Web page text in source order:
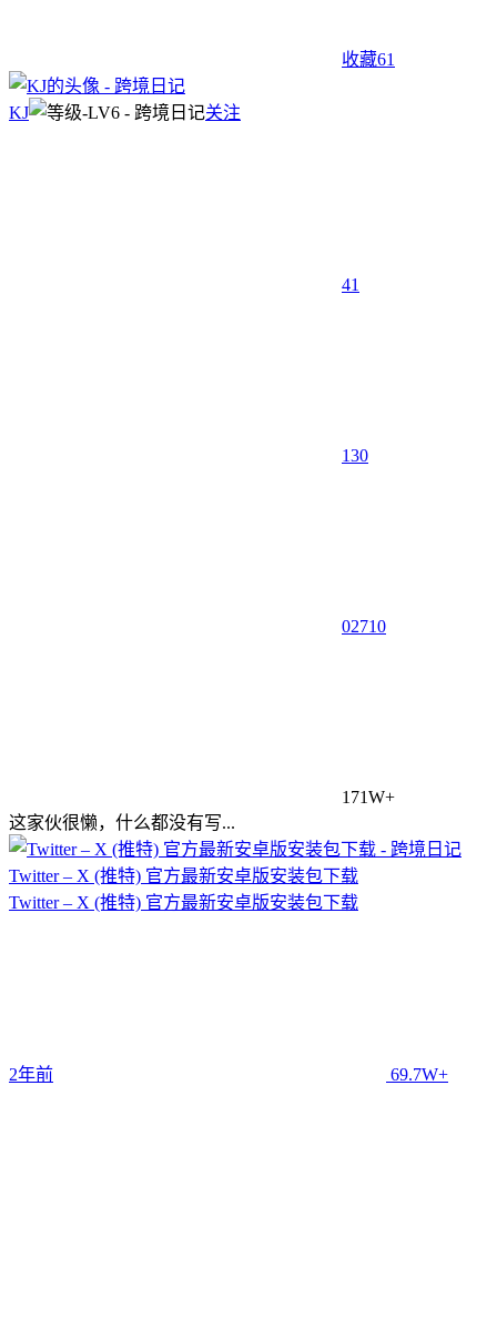
收藏61
KJ 关注
41
130
02710
171W+
这家伙很懒，什么都没有写...
Twitter – X (推特) 官方最新安卓版安装包下载
Twitter – X (推特) 官方最新安卓版安装包下载
2年前 69.7W+